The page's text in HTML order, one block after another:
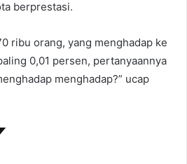
berprestasi.
ribu orang, yang menghadap ke
0,01 persen, pertanyaannya
menghadap?” ucap